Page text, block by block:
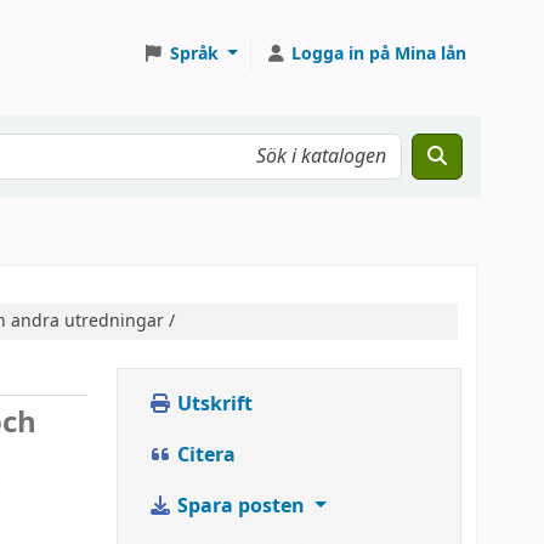
Språk Logga in på Mina lån
andra utredningar /
Utskrift
Citera
Spara posten